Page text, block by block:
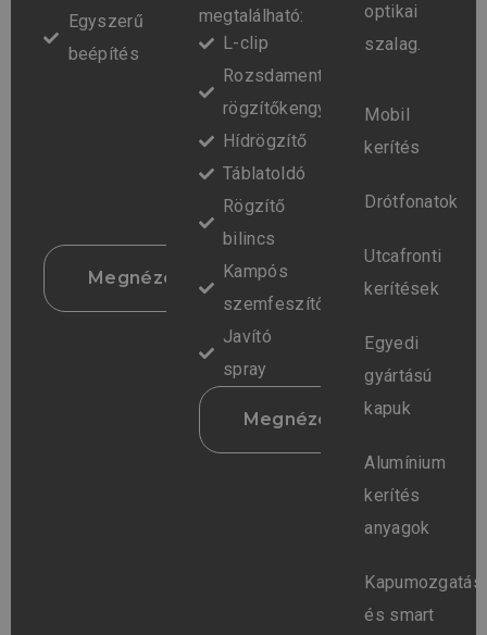
Egyszerű
beépítés
Megnézem
megtalálható:
L-clip
Rozsdamentes
rögzítőkengyel
Hídrögzítő
Táblatoldó
Rögzítő
bilincs
Kampós
szemfeszítő
Javító
spray
Megnézem
optikai
szalag.
Mobil
kerítés
Drótfonatok
Utcafronti
kerítések
Egyedi
gyártású
kapuk
Alumínium
kerítés
anyagok
Kapumozgatás
és smart